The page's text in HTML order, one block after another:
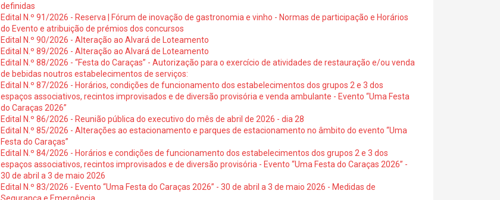
definidas
Edital N.º 91/2026 - Reserva | Fórum de inovação de gastronomia e vinho - Normas de participação e Horários
do Evento e atribuição de prémios dos concursos
Edital N.º 90/2026 - Alteração ao Alvará de Loteamento
Edital N.º 89/2026 - Alteração ao Alvará de Loteamento
Edital N.º 88/2026 - “Festa do Caraças” - Autorização para o exercício de atividades de restauração e/ou venda
de bebidas noutros estabelecimentos de serviços:
Edital N.º 87/2026 - Horários, condições de funcionamento dos estabelecimentos dos grupos 2 e 3 dos
espaços associativos, recintos improvisados e de diversão provisória e venda ambulante - Evento “Uma Festa
do Caraças 2026”
Edital N.º 86/2026 - Reunião pública do executivo do mês de abril de 2026 - dia 28
Edital N.º 85/2026 - Alterações ao estacionamento e parques de estacionamento no âmbito do evento “Uma
Festa do Caraças”
Edital N.º 84/2026 - Horários e condições de funcionamento dos estabelecimentos dos grupos 2 e 3 dos
espaços associativos, recintos improvisados e de diversão provisória - Evento “Uma Festa do Caraças 2026” -
30 de abril a 3 de maio 2026
Edital N.º 83/2026 - Evento “Uma Festa do Caraças 2026” - 30 de abril a 3 de maio 2026 - Medidas de